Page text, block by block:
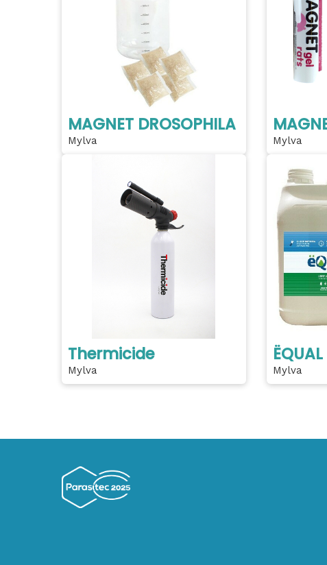
MAGNET DROSOPHILA
Mylva Mylva
Thermicide
Mylva Mylva